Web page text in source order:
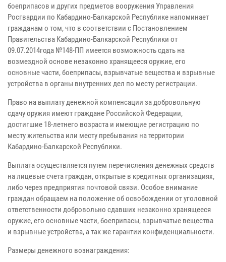
боеприпасов и других предметов вооружения Управления
Росгвардии по Кабардино-Балкарской Республике напоминает
гражданам о том, что в соответствии с Постановлением
Правительства Кабардино-Балкарской Республики от
09.07.2014года №148-ПП имеется возможность сдать на
возмездной основе незаконно хранящееся оружие, его
основные части, боеприпасы, взрывчатые вещества и взрывные
устройства в органы внутренних дел по месту регистрации.
Право на выплату денежной компенсации за добровольную
сдачу оружия имеют граждане Российской Федерации,
достигшие 18-летнего возраста и имеющие регистрацию по
месту жительства или месту пребывания на территории
Кабардино-Балкарской Республики.
Выплата осуществляется путем перечисления денежных средств
на лицевые счета граждан, открытые в кредитных организациях,
либо через предприятия почтовой связи. Особое внимание
граждан обращаем на положение об освобождении от уголовной
ответственности добровольно сдавших незаконно хранящееся
оружие, его основные части, боеприпасы, взрывчатые вещества
и взрывные устройства, а так же гарантии конфиденциальности.
Размеры денежного вознаграждения: